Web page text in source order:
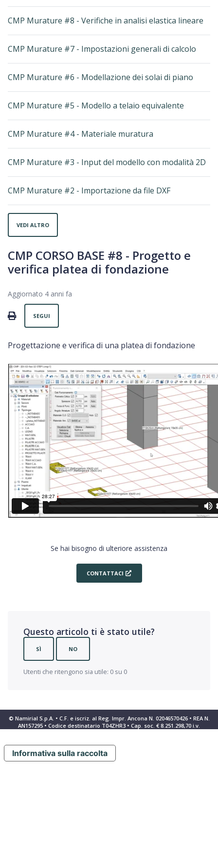
CMP Murature #8 - Verifiche in analisi elastica lineare
CMP Murature #7 - Impostazioni generali di calcolo
CMP Murature #6 - Modellazione dei solai di piano
CMP Murature #5 - Modello a telaio equivalente
CMP Murature #4 - Materiale muratura
CMP Murature #3 - Input del modello con modalità 2D
CMP Murature #2 - Importazione da file DXF
VEDI ALTRO
CMP CORSO BASE #8 - Progetto e
verifica platea di fondazione
Aggiornato 4 anni fa
PRINT
SEGUI
Progettazione e verifica di una platea di fondazione
Se hai bisogno di ulteriore assistenza
CONTATTACI
Questo articolo ti è stato utile?
SÌ NO
Utenti che ritengono sia utile: 0 su 0
© Namirial S.p.A. • C.F. e iscriz. al Reg. Impr. Ancona N. 02046570426 • REA N.
AN157295 • Codice destinatario T04ZHR3 • Cap. soc. € 8.251.298,70 i.v.
Informativa sulla raccolta